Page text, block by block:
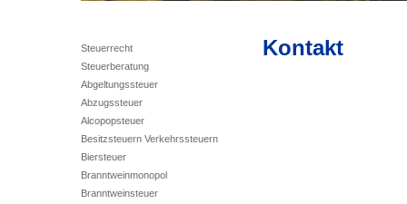
Steuerrecht
Steuerberatung
Abgeltungssteuer
Abzugssteuer
Alcopopsteuer
Besitzsteuern Verkehrssteuern
Biersteuer
Branntweinmonopol
Branntweinsteuer
Kontakt